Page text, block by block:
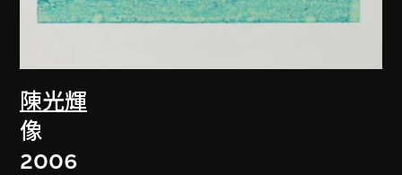
陳光輝
像
2006